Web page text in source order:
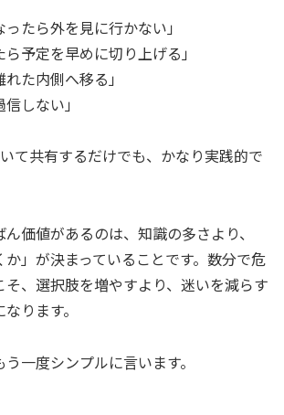
ったら外を見に行かない」
ら予定を早めに切り上げる」
れた内側へ移る」
しない」
て共有するだけでも、かなり実践的で
価値があるのは、知識の多さより、
か」が決まっていることです。数分で危
そ、選択肢を増やすより、迷いを減らす
ります。
一度シンプルに言います。